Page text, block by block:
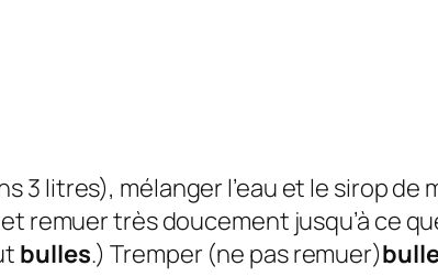
3 litres), mélanger l’eau et le sirop de
remuer très doucement jusqu’à ce
bulles.) Tremper (ne pas remuer)